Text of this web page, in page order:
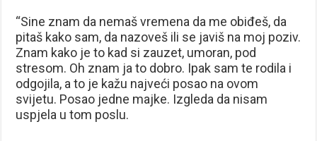
“Sine znam da nemaš vremena da me obiđeš, da
pitaš kako sam, da nazoveš ili se javiš na moj poziv.
Znam kako je to kad si zauzet, umoran, pod
stresom. Oh znam ja to dobro. Ipak sam te rodila i
odgojila, a to je kažu najveći posao na ovom
svijetu. Posao jedne majke. Izgleda da nisam
uspjela u tom poslu.